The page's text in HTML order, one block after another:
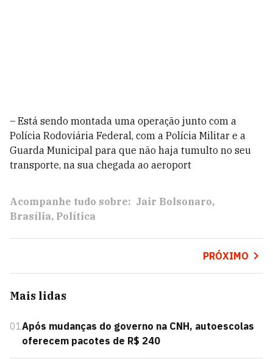
– Está sendo montada uma operação junto com a
Polícia Rodoviária Federal, com a Polícia Militar e a
Guarda Municipal para que não haja tumulto no seu
transporte, na sua chegada ao aeroport
Acompanhe tudo sobre: Jair Bolsonaro
Brasília Política
PRÓXIMO
Mais lidas
01Após mudanças do governo na CNH, autoescolas
oferecem pacotes de R$ 240